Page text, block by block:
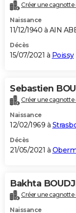
Créer une cagnotte
Naissance
11/12/1940 à AIN
Décès
15/07/2021 à Poissy
Sebastien
Créer une cagnotte
Naissance
12/02/1969 à
Décès
21/05/2021 à
Bakhta
Créer une cagnotte
Naissance